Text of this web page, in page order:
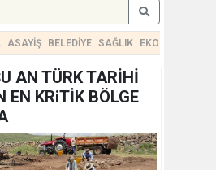
ASAYİŞ BELEDİYE SAĞLIK EKONOMİ
AN TÜRK TARİHİ
EN KRiTİK BÖLGE